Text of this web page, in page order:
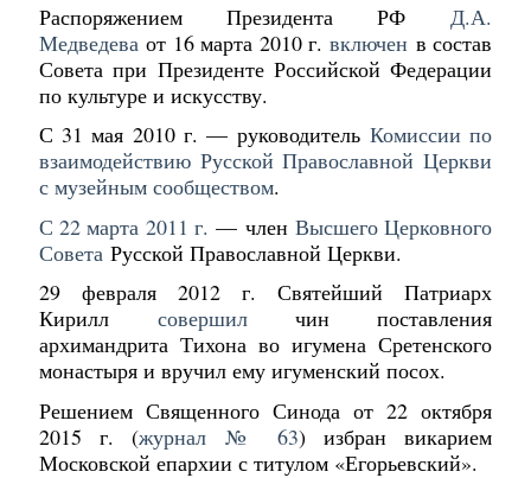
Распоряжением Президента РФ Д.А.
Медведева от 16 марта 2010 г.включен в состав
Совета при Президенте Российской Федерации
по культуре и искусству.
С 31 мая 2010 г. — руководительКомиссии по
взаимодействию Русской Православной Церкви
с музейным сообществом.
С 22 марта 2011 г. — членВысшего Церковного
СоветаРусской Православной Церкви.
29 февраля 2012 г. Святейший Патриарх
Кирилл совершилчин поставления
архимандрита Тихона во игумена Сретенского
монастыря и вручил ему игуменский посох.
Решением Священного Синода от 22 октября
2015 г. (журнал № 63) избран викарием
Московской епархии с титулом «Егорьевский».